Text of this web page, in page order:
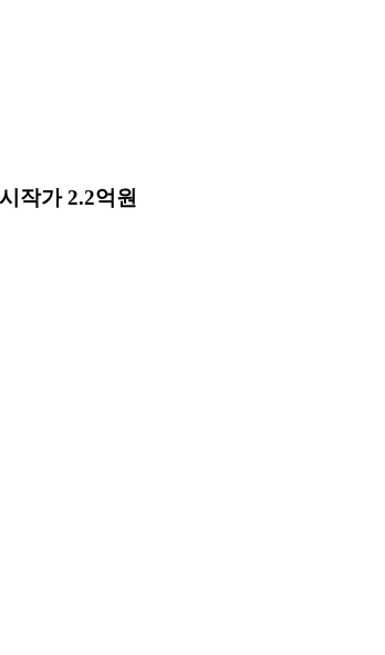
작가 2.2억원